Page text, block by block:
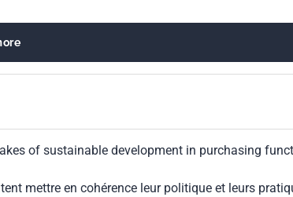
of sustainable development in purchasing
mettre en cohérence leur politique et leurs